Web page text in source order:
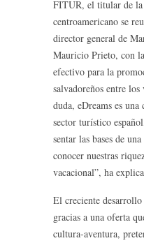
FITUR, el titular de la
centroamericano se
director general de
Mauricio Prieto, con
efectivo para la
salvadoreños entre
duda, eDreams es
sector turístico
sentar las bases de
conocer nuestras
vacacional”, ha
El creciente
gracias a una oferta
cultura-aventura,